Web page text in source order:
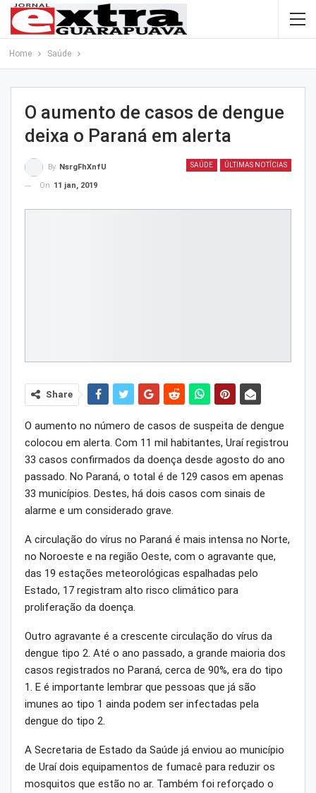
Home Saúde
O aumento de casos de dengue
deixa o Paraná em alerta
SAÚDE ÚLTIMAS NOTÍCIAS
By NsrgFhXnfU
On 11 jan, 2019
Share
O aumento no número de casos de suspeita de dengue
colocou em alerta. Com 11 mil habitantes, Uraí registrou
33 casos confirmados da doença desde agosto do ano
passado. No Paraná, o total é de 129 casos em apenas
33 municípios. Destes, há dois casos com sinais de
alarme e um considerado grave.
A circulação do vírus no Paraná é mais intensa no Norte,
no Noroeste e na região Oeste, com o agravante que,
das 19 estações meteorológicas espalhadas pelo
Estado, 17 registram alto risco climático para
proliferação da doença.
Outro agravante é a crescente circulação do vírus da
dengue tipo 2. Até o ano passado, a grande maioria dos
casos registrados no Paraná, cerca de 90%, era do tipo
1. E é importante lembrar que pessoas que já são
imunes ao tipo 1 ainda podem ser infectadas pela
dengue do tipo 2.
A Secretaria de Estado da Saúde já enviou ao município
de Uraí dois equipamentos de fumacê para reduzir os
mosquitos que estão no ar. Também foi reforçado o